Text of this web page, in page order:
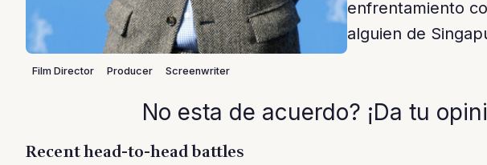
Film Director Producer Screenwriter
enfrentamiento
alguien de
No esta de acuerdo? ¡Da tu
Recent head-to-head battles